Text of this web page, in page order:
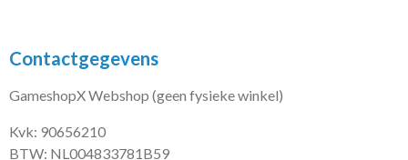
Contactgegevens
GameshopX Webshop (geen fysieke winkel)
Kvk: 90656210
BTW: NL004833781B59